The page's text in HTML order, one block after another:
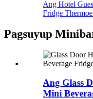
Ang Hotel
Fridge
Pagsuyup
Ang Glass
Mini